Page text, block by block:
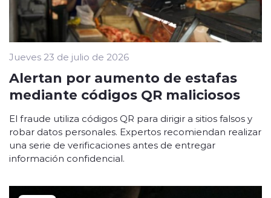
Jueves 23 de julio de 2026
Alertan por aumento de estafas
mediante códigos QR maliciosos
El fraude utiliza códigos QR para dirigir a sitios falsos y
robar datos personales. Expertos recomiendan realizar
una serie de verificaciones antes de entregar
información confidencial.